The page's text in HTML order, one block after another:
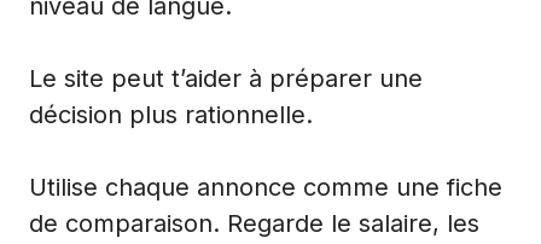
Le site peut t’aider à préparer une
décision plus rationnelle.
Utilise chaque annonce comme une fiche
de comparaison. Regarde le salaire, les